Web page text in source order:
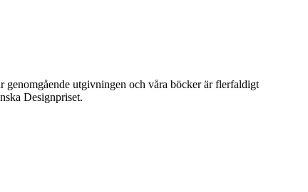
utgivningen och våra böcker är flerfaldigt
Designpriset.